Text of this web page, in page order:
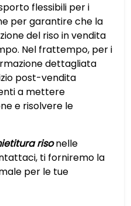
flessibili per i
per garantire che la
del riso in vendita
Nel frattempo, per i
dettagliata
post-vendita
a mettere
e risolvere le
risonelle
ti forniremo la
per le tue